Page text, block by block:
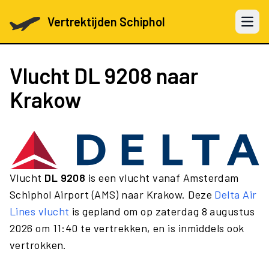
Vertrektijden Schiphol Open
Vlucht DL 9208 naar
Krakow
Vlucht DL 9208 is een vlucht vanaf Amsterdam
Schiphol Airport (AMS) naar Krakow. Deze Delta Air
Lines vlucht is gepland om op zaterdag 8 augustus
2026 om 11:40 te vertrekken, en is inmiddels ook
vertrokken.